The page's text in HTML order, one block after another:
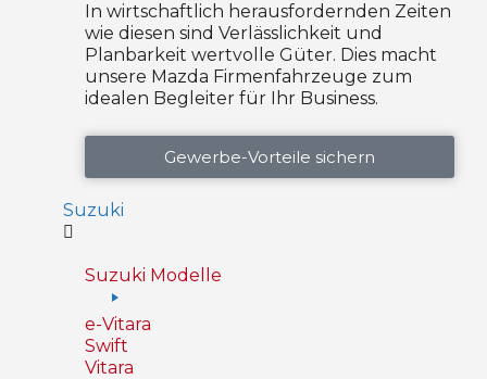
In wirtschaftlich herausfordernden Zeiten
wie diesen sind Verlässlichkeit und
Planbarkeit wertvolle Güter. Dies macht
unsere Mazda Firmenfahrzeuge zum
idealen Begleiter für Ihr Business.
Gewerbe-Vorteile sichern
Suzuki
Suzuki Modelle
e-Vitara
Swift
Vitara